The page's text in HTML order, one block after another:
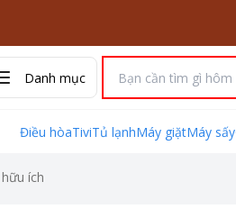
Danh mục
Điều hòaTiviTủ lạnhMáy giặtMáy sấy
ích